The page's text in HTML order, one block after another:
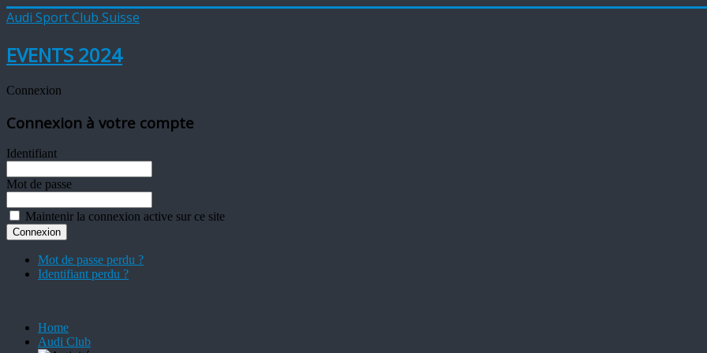
Audi Sport Club Suisse
EVENTS 2024
Connexion
Connexion à votre compte
Identifiant
Mot de passe
Maintenir la connexion active sur ce site
Mot de passe perdu ?
Identifiant perdu ?
Home
Audi Club